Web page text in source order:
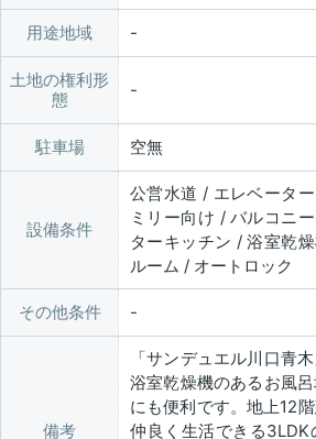
用途地域
土地の権利形
態
駐車場 空無
設備条件
公営水道 / エレベータ
ミリー向け / バルコニ
ターキッチン / 浴室乾
ルーム / オートロック
その他条件
備考
「サンデュエル川口青
浴室乾燥機のあるお風
にも便利です。地上12
仲良く生活できる